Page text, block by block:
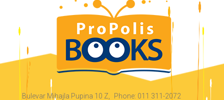
Phone: 011 311-2072
Bulevar Mihajla Pupina 10 Z,